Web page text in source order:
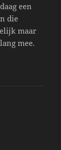
een
die
maar
mee.